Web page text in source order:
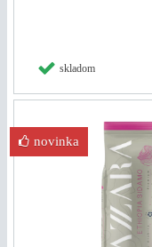
skladom
novinka